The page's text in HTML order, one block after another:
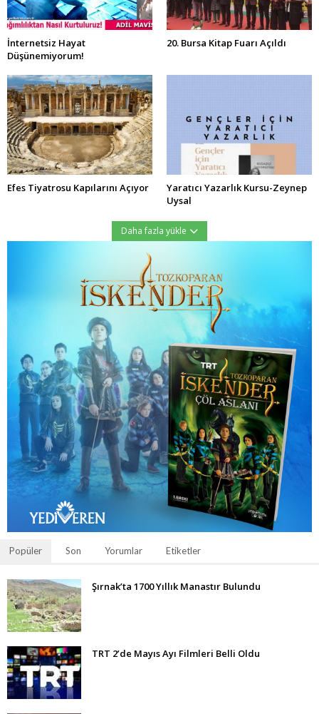
İnternetsiz Hayat
Düşünemiyorum!
20. Bursa Kitap Fuarı Açıldı
Efes Tiyatrosu Kapılarını Açıyor
Yaratıcı Yazarlık Kursu-Zeynep
Uysal
Daha fazla yükle
Popüler Son Yorumlar Etiketler
Şırnak’ta 1700 Yıllık Manastır Bulundu
TRT 2’de Mayıs Ayı Filmleri Belli Oldu